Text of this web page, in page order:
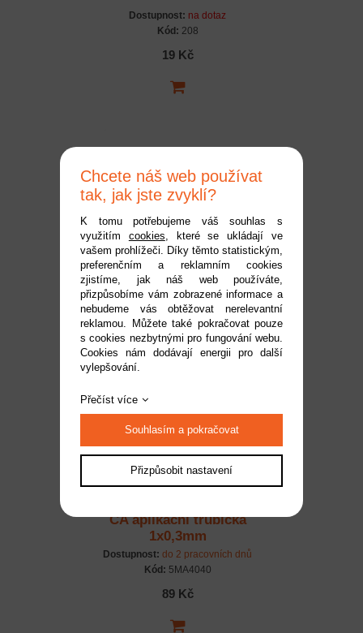
Dostupnost: na dotaz
Kód: 208
19 Kč
Štětec, 30mm
Dostupnost:
do 2 pracovních dnů
Kód:532
29 Kč
CA aplikační trubička
1x0,3mm
Dostupnost: do 2 pracovních dnů
Kód: 5MA4040
89 Kč
Chcete náš web používat
tak, jak jste zvyklí?
K tomu potřebujeme váš souhlas s
využitím cookies, které se ukládají ve
vašem prohlížeči. Díky těmto statistickým,
preferenčním a reklamním cookies
zjistíme, jak náš web používáte,
přizpůsobíme vám zobrazené informace a
nebudeme vás obtěžovat nerelevantní
reklamou. Můžete také pokračovat pouze
s cookies nezbytnými pro fungování webu.
Cookies nám dodávají energii pro další
vylepšování.
Přečíst více
Souhlasím a pokračovat
Přizpůsobit nastavení